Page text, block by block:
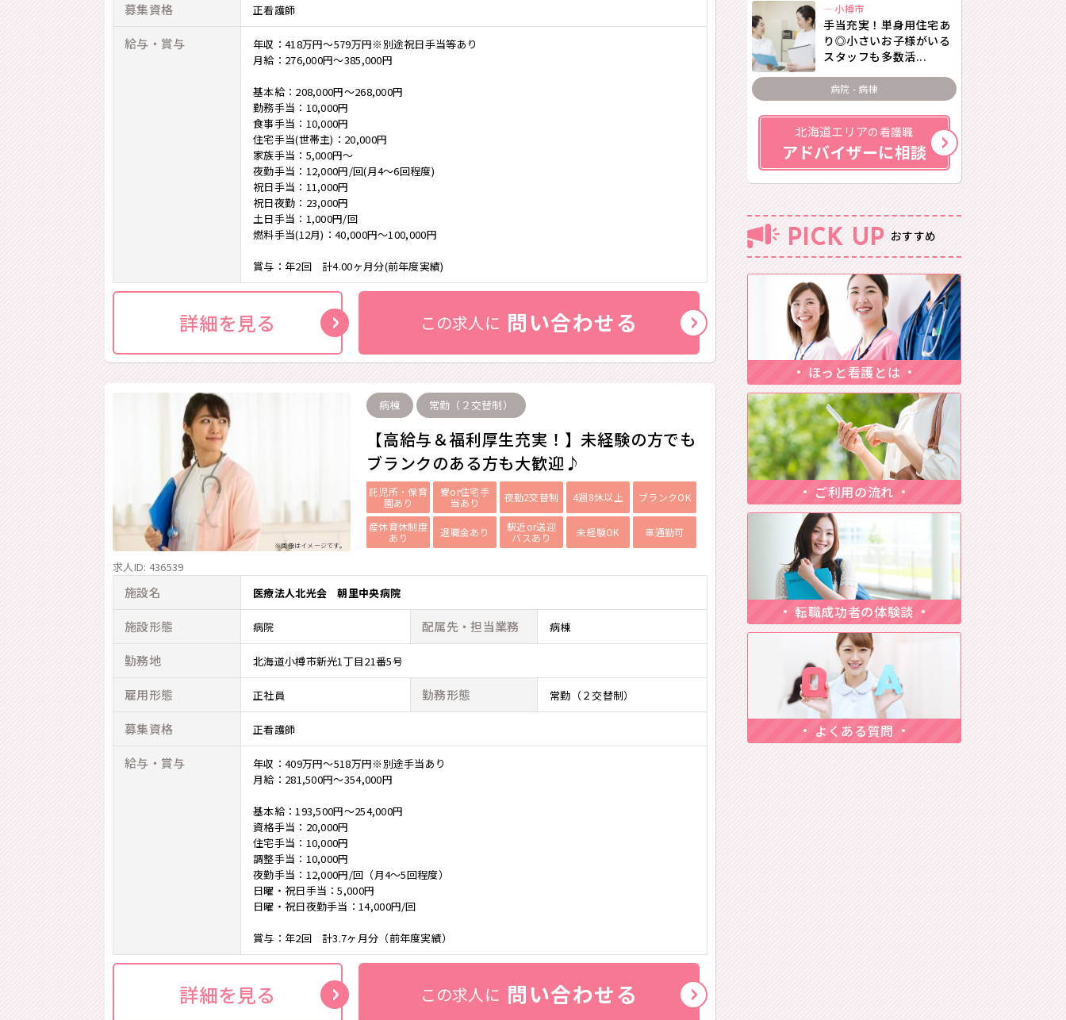
募集資格 正看護師
給与・賞与
年収：418万円～579万円※別途祝日手当等あり
月給：276,000円～385,000円
基本給：208,000円～268,000円
勤務手当：10,000円
食事手当：10,000円
住宅手当(世帯主)：20,000円
家族手当：5,000円～
夜勤手当：12,000円/回(月4～6回程度)
祝日手当：11,000円
祝日夜勤：23,000円
土日手当：1,000円/回
燃料手当(12月)：40,000円～100,000円
賞与：年2回 計4.00ヶ月分(前年度実績)
詳細を見る この求人に 問い合わせる
※画像はイメージです。
病棟 常勤（２交替制）
【高給与＆福利厚生充実！】未経験の方でも
ブランクのある方も大歓迎♪
託児所・保育
園あり
寮or住宅手
当あり
夜勤2交替制 4週8休以上 ブランクOK
産休育休制度
あり
退職金あり
駅近or送迎
バスあり
未経験OK 車通勤可
求人ID: 436539
施設名 医療法人北光会 朝里中央病院
施設形態 病院 配属先・担当業務 病棟
勤務地 北海道小樽市新光1丁目21番5号
雇用形態 正社員 勤務形態 常勤（２交替制）
募集資格 正看護師
給与・賞与
年収：409万円～518万円※別途手当あり
月給：281,500円～354,000円
基本給：193,500円～254,000円
資格手当：20,000円
住宅手当：10,000円
調整手当：10,000円
夜勤手当：12,000円/回（月4～5回程度）
日曜・祝日手当：5,000円
日曜・祝日夜勤手当：14,000円/回
賞与：年2回 計3.7ヶ月分（前年度実績）
詳細を見る この求人に 問い合わせる
小樽市
手当充実！単身用住宅あ
り◎小さいお子様がいる
スタッフも多数活...
病院 - 病棟
北海道エリアの看護職
アドバイザーに相談
PICK UP おすすめ
ほっと看護とは
ご利用の流れ
転職成功者の体験談
よくある質問